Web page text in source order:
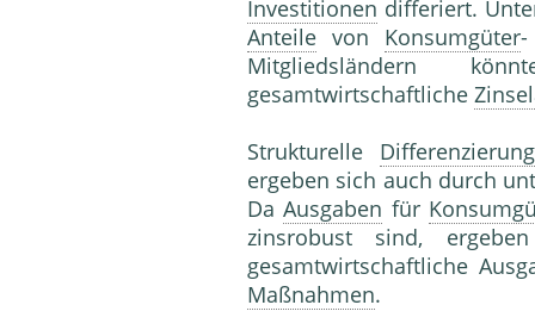
Investitionen differiert.
Anteile von Konsumgüter
Mitgliedsländern
gesamtwirtschaftliche
Strukturelle Differenzierung
ergeben sich auch durch
DaAusgaben für
zinsrobust sind,
gesamtwirtschaftliche
Maßnahmen.